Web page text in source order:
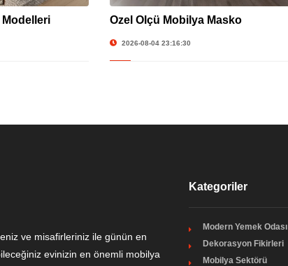
Modelleri Özel Ölçü Mobilya Masko
2026-08-04 23:16:30
ve misafirleriniz ile günün en
evinizin en önemli mobilya
Kategoriler
Modern Yemek Odası
Dekorasyon Fikirleri
Mobilya Sektörü